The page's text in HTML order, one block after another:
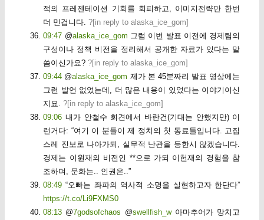
적의 프레젠테이션 기회를 회피하고, 이미지전략만 한번
더 민겁니다. ?[in reply to alaska_ice_gom]
09:47 @alaska_ice_gom 그럼 이번 발표 이전에 경제팀의
구성이나 정책 비전을 정리해서 공개한 자료가 있다는 말
씀이신가요? ?[in reply to alaska_ice_gom]
09:44 @alaska_ice_gom 제가 본 45분짜리 발표 영상에는
그런 발언 없었는데, 더 많은 내용이 있었다는 이야기이신
지요.
?[in reply to alaska_ice_gom]
09:06 내가 안철수 회견에서 바란건(기대는 안했지만) 이
런거다: “여기 이 분들이 제 정치의 첫 동료들입니다. 고집
스레 진보로 나아가되, 실무적 난관을 등한시 않겠습니다.
경제는 이원재의 비전인 **으로 가되 이헌재의 경험을 참
조하며, 문화는.. 인권은..”
08:49 “오빠는 좌파의 역사적 소명을 실현하고자 한단다”
https://t.co/Li9FXMS0
08:13 @7godsofchaos @swellfish_w아마추어가 망치고